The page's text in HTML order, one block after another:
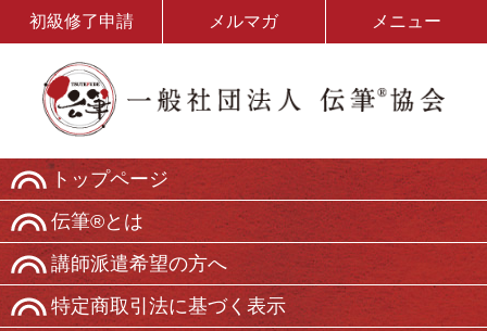
初級修了申請 メルマガ メニュー
トップページ
伝筆®とは
講師派遣希望の方へ
特定商取引法に基づく表示